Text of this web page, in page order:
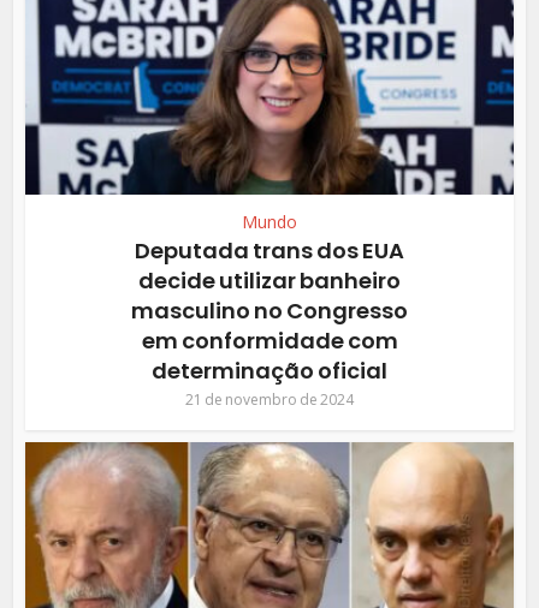
Mundo
Deputada trans dos EUA
decide utilizar banheiro
masculino no Congresso
em conformidade com
determinação oficial
21 de novembro de 2024